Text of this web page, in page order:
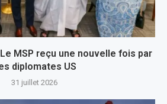
MSP reçu une nouvelle fois par
diplomates US
31 juillet 2026